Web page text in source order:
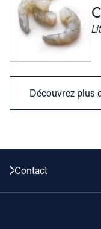
Découvrez plus
Contact